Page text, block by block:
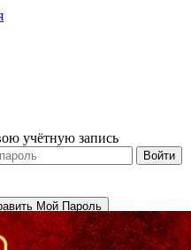
учётную запись